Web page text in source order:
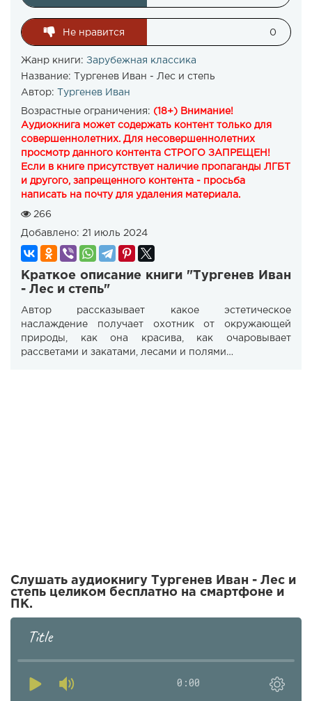
Не нравится 0
Жанр книги: Зарубежная классика
Название: Тургенев Иван - Лес и степь
Автор:
Тургенев Иван
Возрастные ограничения: (18+) Внимание!
Аудиокнига может содержать контент только для
совершеннолетних. Для несовершеннолетних
просмотр данного контента СТРОГО ЗАПРЕЩЕН!
Если в книге присутствует наличие пропаганды ЛГБТ
и другого, запрещенного контента - просьба
написать на почту для удаления материала.
266
Добавлено: 21 июль 2024
Краткое описание книги "Тургенев Иван
- Лес и степь"
Автор рассказывает какое эстетическое
наслаждение получает охотник от окружающей
природы, как она красива, как очаровывает
рассветами и закатами, лесами и полями…
Слушать аудиокнигу Тургенев Иван - Лес и
степь целиком бесплатно на смартфоне и
ПК.
Title
0:00